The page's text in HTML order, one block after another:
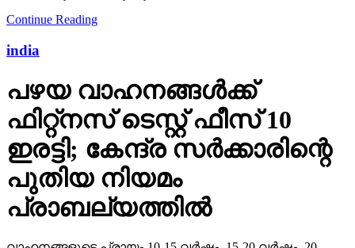
Continue Reading
india
പഴയ വാഹനങ്ങള്‍ക്ക്
ഫിറ്റ്‌നസ് ടെസ്റ്റ് ഫീസ് 10
ഇരട്ടി; കേന്ദ്ര സര്‍ക്കാരിന്റെ
പുതിയ നിയമം
പ്രാബല്യത്തില്‍